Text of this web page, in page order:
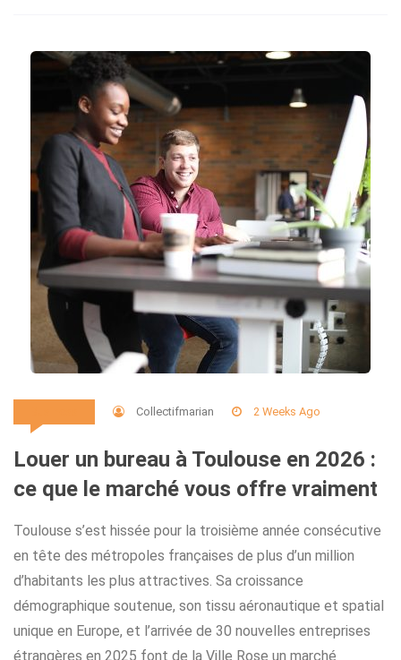
Collectifmarian 2 Weeks Ago
Louer un bureau à Toulouse en 2026 :
ce que le marché vous offre vraiment
Toulouse s’est hissée pour la troisième année consécutive
en tête des métropoles françaises de plus d’un million
d’habitants les plus attractives. Sa croissance
démographique soutenue, son tissu aéronautique et spatial
unique en Europe, et l’arrivée de 30 nouvelles entreprises
étrangères en 2025 font de la Ville Rose un marché